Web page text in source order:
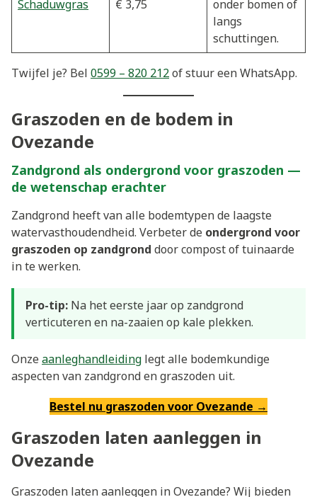
Schaduwgras € 3,75
onder bomen of
langs
schuttingen.
Twijfel je? Bel 0599 – 820 212of stuur een WhatsApp.
Graszoden en de bodem in
Ovezande
Zandgrond als ondergrond voor graszoden —
de wetenschap erachter
Zandgrond heeft van alle bodemtypen de laagste
watervasthoudendheid. Verbeter de ondergrond voor
graszoden op zandgrond door compost of tuinaarde
in te werken.
Pro-tip: Na het eerste jaar op zandgrond
verticuteren en na-zaaien op kale plekken.
Onzeaanleghandleiding legt alle bodemkundige
aspecten van zandgrond en graszoden uit.
Bestel nu graszoden voor Ovezande →
Graszoden laten aanleggen in
Ovezande
Graszoden laten aanleggen in Ovezande? Wij bieden